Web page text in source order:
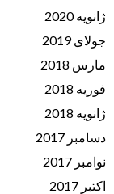
ژانویه 2020
جولای 2019
مارس 2018
فوریه 2018
ژانویه 2018
دسامبر 2017
نوامبر 2017
اکتبر 2017